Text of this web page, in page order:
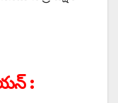
: